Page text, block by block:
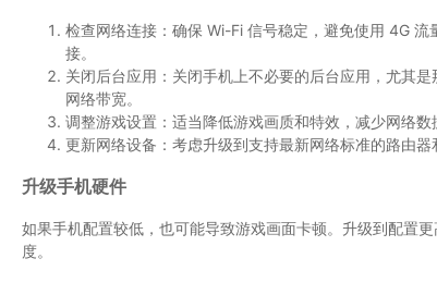
检查网络连接：确保 Wi-Fi 信号稳定，避免使用 4G
接。
关闭后台应用：关闭手机上不必要的后台应用，尤其
网络带宽。
调整游戏设置：适当降低游戏画质和特效，减少网络数
更新网络设备：考虑升级到支持最新网络标准的路由器
升级手机硬件
如果手机配置较低，也可能导致游戏画面卡顿。升级到配置
度。